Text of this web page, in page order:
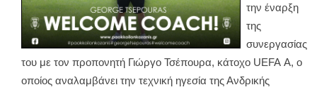
την έναρξη
της
συνεργασίας
του με τον προπονητή Γιώργο Τσέπουρα, κάτοχο UEFA A, ο
οποίος αναλαμβάνει την τεχνική ηγεσία της Ανδρικής